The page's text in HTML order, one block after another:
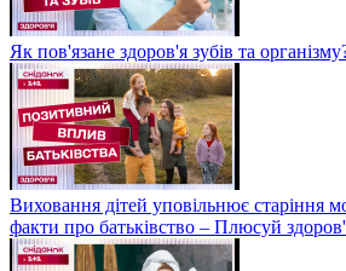
Як пов'язане здоров'я зубів та
Виховання дітей уповільнює старіння
факти про батьківство – Плюсуй